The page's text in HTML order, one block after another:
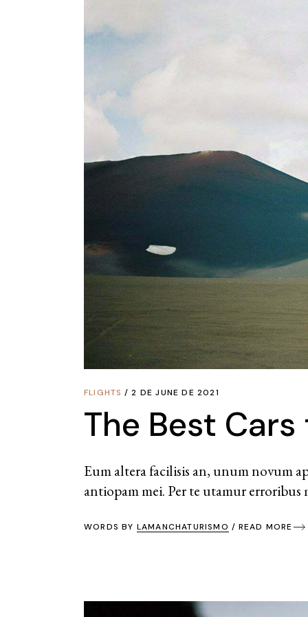
FLIGHTS 2 DE JUNE DE 2021
The Best
Eum altera facilisis an, unum novum
antiopam mei. Per te utamur erroribus
WORDS BY LAMANCHATURISMO READ MORE